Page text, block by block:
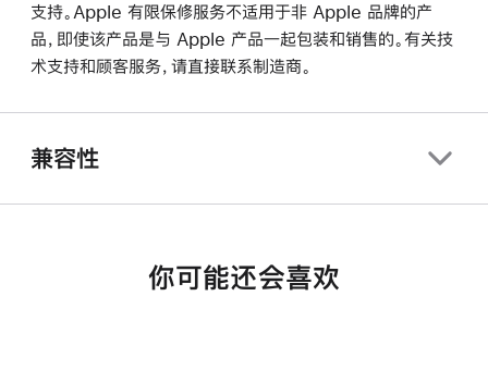
支持。Apple 有限保修服务不适用于非 Apple 品牌的产
品，即使该产品是与 Apple 产品一起包装和销售的。有关技
术支持和顾客服务，请直接联系制造商。
兼容性
你可能还会喜欢